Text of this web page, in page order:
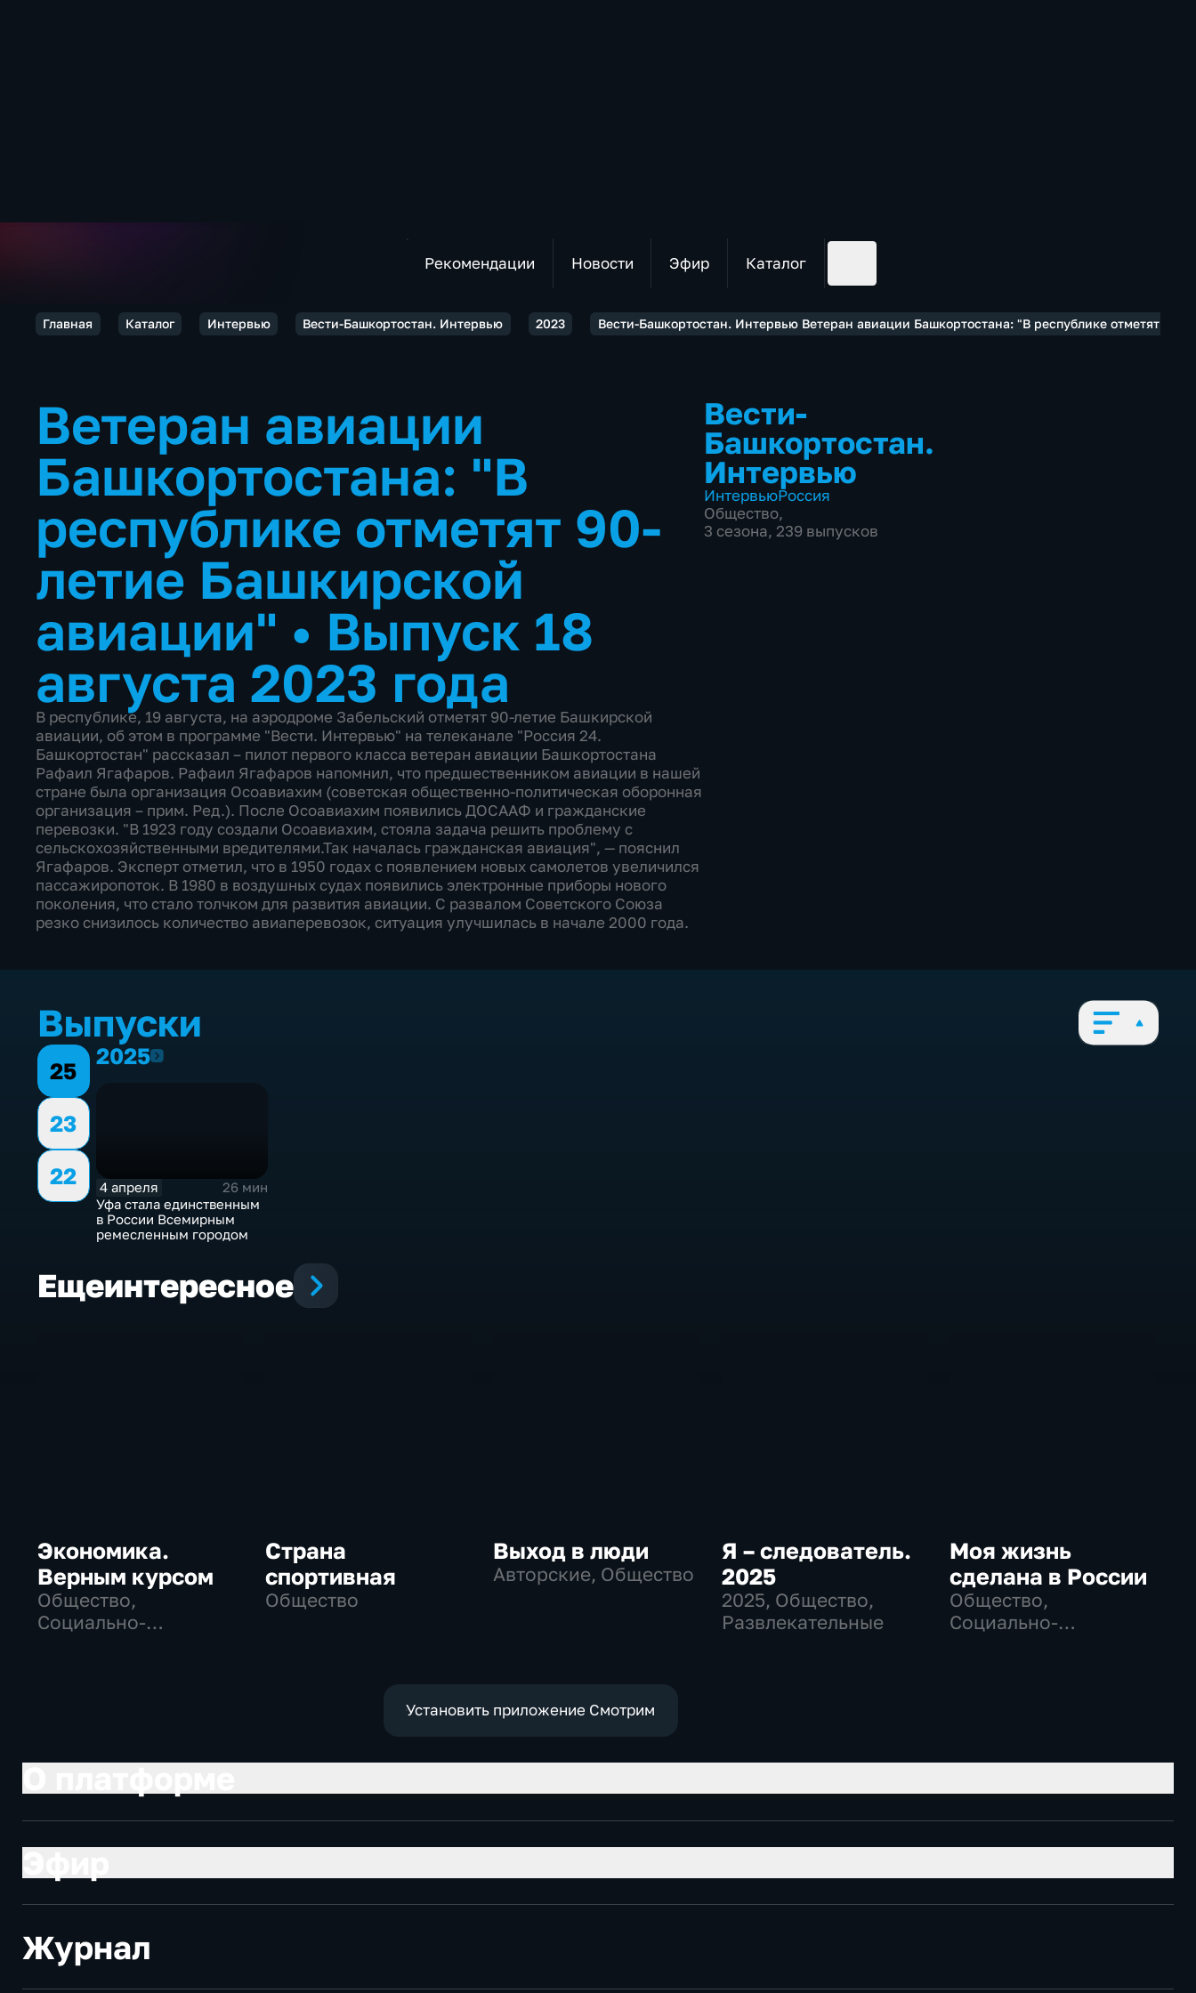
Рекомендации Новости Эфир Каталог
Главная Каталог Интервью Вести-Башкортостан. Интервью 2023 Вести-Башкортостан. Интервью Ветеран авиации Башкортостана: "В республике отметят 90-
Ветеран авиации
Башкортостана: "В
республике отметят 90-
летие Башкирской
авиации" • Выпуск 18
августа 2023 года
В республике, 19 августа, на аэродроме Забельский отметят 90-летие Башкирской
авиации, об этом в программе "Вести. Интервью" на телеканале "Россия 24.
Башкортостан" рассказал – пилот первого класса ветеран авиации Башкортостана
Рафаил Ягафаров. Рафаил Ягафаров напомнил, что предшественником авиации в нашей
стране была организация Осоавиахим (советская общественно-политическая оборонная
организация – прим. Ред.). После Осоавиахим появились ДОСААФ и гражданские
перевозки. "В 1923 году создали Осоавиахим, стояла задача решить проблему с
сельскохозяйственными вредителями.Так началась гражданская авиация", — пояснил
Ягафаров. Эксперт отметил, что в 1950 годах с появлением новых самолетов увеличился
пассажиропоток. В 1980 в воздушных судах появились электронные приборы нового
поколения, что стало толчком для развития авиации. С развалом Советского Союза
резко снизилось количество авиаперевозок, ситуация улучшилась в начале 2000 года.
Вести-
Башкортостан.
Интервью
ИнтервьюРоссия
Общество,
3 сезона, 239 выпусков
Выпуски
25
23
22
20252025
4 апреля
26 мин
Уфа стала единственным
в России Всемирным
ремесленным городом
Ещеинтересное
Экономика.
Верным курсом
Общество,
Социально-
Страна
спортивная
Общество
Выход в люди
Авторские, Общество
Я – следователь.
2025
2025, Общество,
Развлекательные
Моя жизнь
сделана в России
Общество,
Социально-
Установить приложение Смотрим
Журнал